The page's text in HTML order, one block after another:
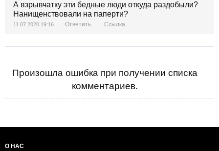
А взрывчатку эти бедные люди откуда раздобыли?
Нанищенствовали на паперти?
11.07.2020 19:16 Ответить Ссылка
Произошла ошибка при получении списка
комментариев.
О НАС